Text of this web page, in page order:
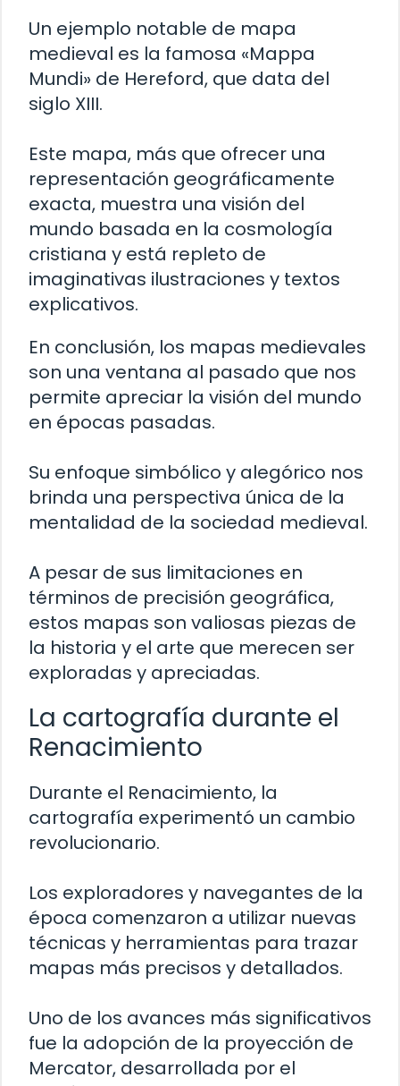
Un ejemplo notable de mapa
medieval es la famosa «Mappa
Mundi» de Hereford, que data del
siglo XIII.
Este mapa, más que ofrecer una
representación geográficamente
exacta, muestra una visión del
mundo basada en la cosmología
cristiana y está repleto de
imaginativas ilustraciones y textos
explicativos.
En conclusión, los mapas medievales
son una ventana al pasado que nos
permite apreciar la visión del mundo
en épocas pasadas.
Su enfoque simbólico y alegórico nos
brinda una perspectiva única de la
mentalidad de la sociedad medieval.
A pesar de sus limitaciones en
términos de precisión geográfica,
estos mapas son valiosas piezas de
la historia y el arte que merecen ser
exploradas y apreciadas.
La cartografía durante el
Renacimiento
Durante el Renacimiento, la
cartografía experimentó un cambio
revolucionario.
Los exploradores y navegantes de la
época comenzaron a utilizar nuevas
técnicas y herramientas para trazar
mapas más precisos y detallados.
Uno de los avances más significativos
fue la adopción de la proyección de
Mercator, desarrollada por el